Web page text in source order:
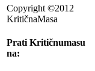
Copyright ©2012
KritičnaMasa
Prati Kritičnumasu
na: